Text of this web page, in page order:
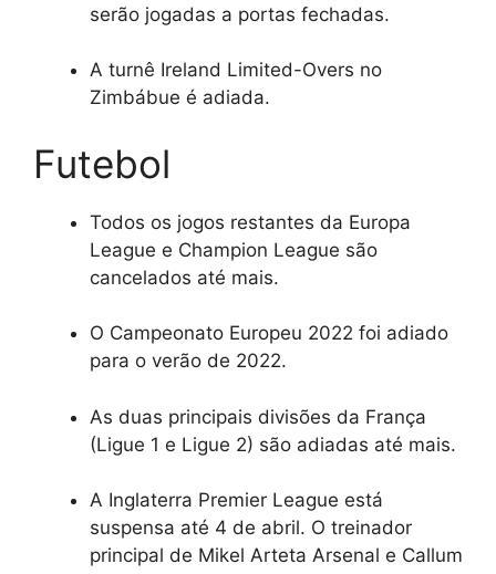
serão jogadas a portas fechadas.
A turnê Ireland Limited-Overs no
Zimbábue é adiada.
Futebol
Todos os jogos restantes da Europa
League e Champion League são
cancelados até mais.
O Campeonato Europeu 2022 foi adiado
para o verão de 2022.
As duas principais divisões da França
(Ligue 1 e Ligue 2) são adiadas até mais.
A Inglaterra Premier League está
suspensa até 4 de abril. O treinador
principal de Mikel Arteta Arsenal e Callum